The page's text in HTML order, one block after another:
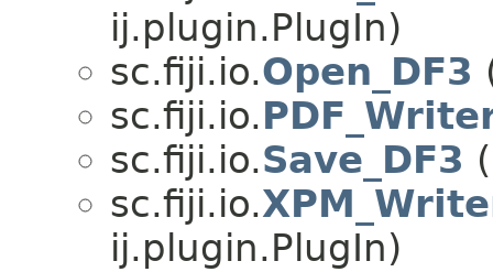
ij.plugin.PlugIn)
sc.fiji.io.Open_DF3
sc.fiji.io.
sc.fiji.io.Save_DF3
sc.fiji.io.
ij.plugin.PlugIn)